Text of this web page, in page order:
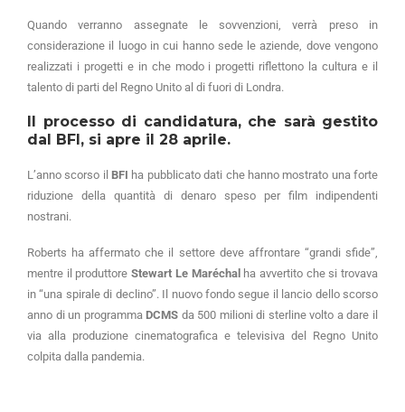
Quando verranno assegnate le sovvenzioni, verrà preso in
considerazione il luogo in cui hanno sede le aziende, dove vengono
realizzati i progetti e in che modo i progetti riflettono la cultura e il
talento di parti del Regno Unito al di fuori di Londra.
Il processo di candidatura, che sarà gestito
dal BFI, si apre il 28 aprile.
L’anno scorso il BFI ha pubblicato dati che hanno mostrato una forte
riduzione della quantità di denaro speso per film indipendenti
nostrani.
Roberts ha affermato che il settore deve affrontare “grandi sfide”,
mentre il produttoreStewart Le Maréchalha avvertito che si trovava
in “una spirale di declino”. Il nuovo fondo segue il lancio dello scorso
anno di un programma DCMS da 500 milioni di sterline volto a dare il
via alla produzione cinematografica e televisiva del Regno Unito
colpita dalla pandemia.